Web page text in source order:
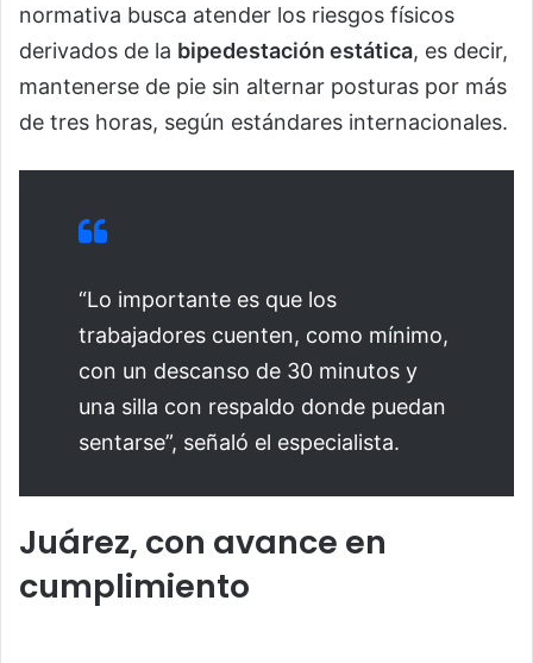
normativa busca atender los riesgos físicos
derivados de la bipedestación estática, es decir,
mantenerse de pie sin alternar posturas por más
de tres horas, según estándares internacionales.
“Lo importante es que los
trabajadores cuenten, como mínimo,
con un descanso de 30 minutos y
una silla con respaldo donde puedan
sentarse”, señaló el especialista.
Juárez, con avance en
cumplimiento